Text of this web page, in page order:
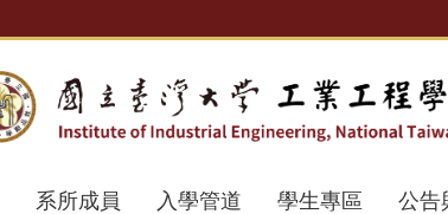
系所成員 入學管道 學生專區 公告